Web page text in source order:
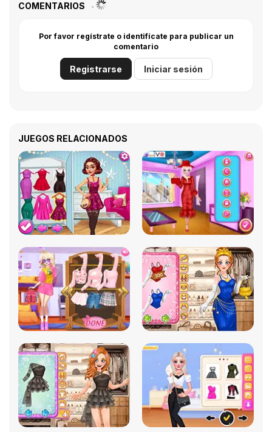
COMENTARIOS
Por favor regístrate o identifícate para publicar un
comentario
Registrarse Iniciar sesión
JUEGOS RELACIONADOS